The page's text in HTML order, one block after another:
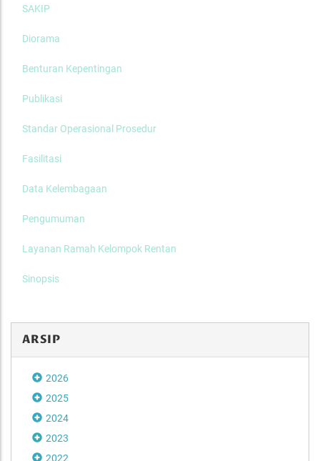
SAKIP
Diorama
Benturan Kepentingan
Publikasi
Standar Operasional Prosedur
Fasilitasi
Data Kelembagaan
Pengumuman
Layanan Ramah Kelompok Rentan
Sinopsis
ARSIP
2026
2025
2024
2023
2022